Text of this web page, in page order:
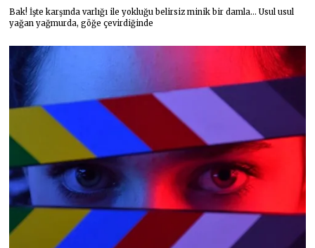
Bak! İşte karşında varlığı ile yokluğu belirsiz minik bir damla… Usul usul
yağan yağmurda, göğe çevirdiğinde